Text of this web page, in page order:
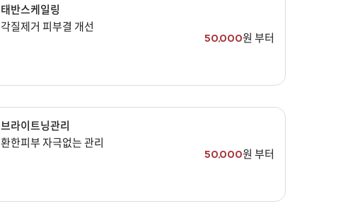
태반스케일링
각질제거 피부결 개선
50,000원 부터
브라이트닝관리
환한피부 자극없는 관리
50,000원 부터